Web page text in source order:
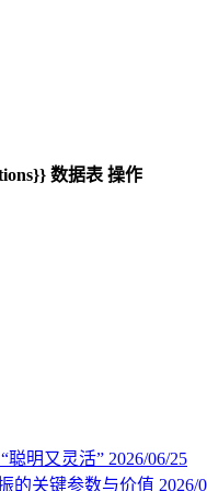
数据表 操作
聪明又灵活” 2026/06/25
的关键参数与价值 2026/